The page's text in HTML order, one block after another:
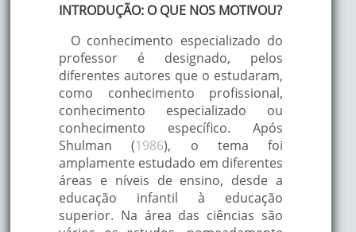
INTRODUÇÃO: O QUE NOS MOTIVOU?
O conhecimento especializado do
professor é designado, pelos
diferentes autores que o estudaram,
como conhecimento profissional,
conhecimento especializado ou
conhecimento específico. Após
Shulman (1986), o tema foi
amplamente estudado em diferentes
áreas e níveis de ensino, desde a
educação infantil à educação
superior. Na área das ciências são